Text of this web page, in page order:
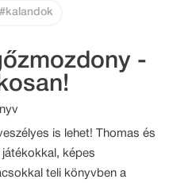
#kalandok
-
is lehet! Thomas és
képes
teli könyvben a